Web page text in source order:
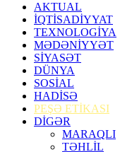
AKTUAL
İQTİSADİYYAT
TEXNOLOGİYA
MƏDƏNİYYƏT
SİYASƏT
DÜNYA
SOSİAL
HADİSƏ
PEŞƏ ETİKASI
DİGƏR
MARAQLI
TƏHLİL